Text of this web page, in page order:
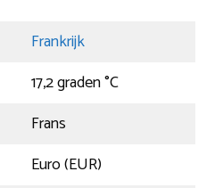
Frankrijk
17,2 graden °C
Frans
Euro (EUR)